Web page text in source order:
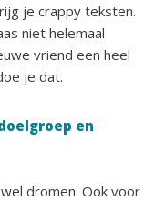
je crappy teksten.
niet helemaal
vriend een heel
je dat.
en
dromen. Ook voor